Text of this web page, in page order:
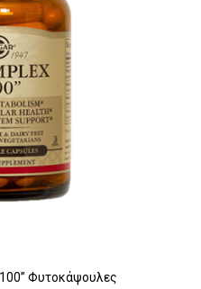
Φυτοκάψουλες